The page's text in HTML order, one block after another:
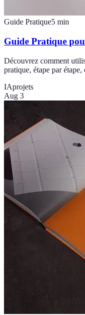
Guide Pratique5 min
Guide Pratique
Découvrez comment
pratique, étape par
IAprojets
Aug 3